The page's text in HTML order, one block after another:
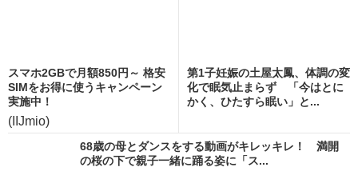
スマホ2GBで月額850円～ 格安
SIMをお得に使うキャンペーン
実施中！
(IIJmio)
第1子妊娠の土屋太鳳、体調の変
化で眠気止まらず 「今はとに
かく、ひたすら眠い」と...
68歳の母とダンスをする動画がキレッキレ！ 満開
の桜の下で親子一緒に踊る姿に「ス...